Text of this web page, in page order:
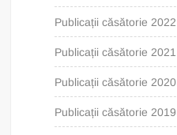
Publicații căsătorie 2022
Publicații căsătorie 2021
Publicații căsătorie 2020
Publicații căsătorie 2019